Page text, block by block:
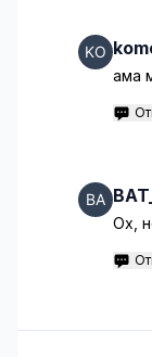
ама
Ох,